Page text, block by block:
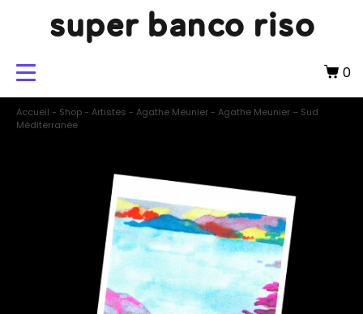
super banco riso
0
Accueil - Shop - Artistes - Agathe Meunier - Agathe Meunier – Sud
Méditerranée